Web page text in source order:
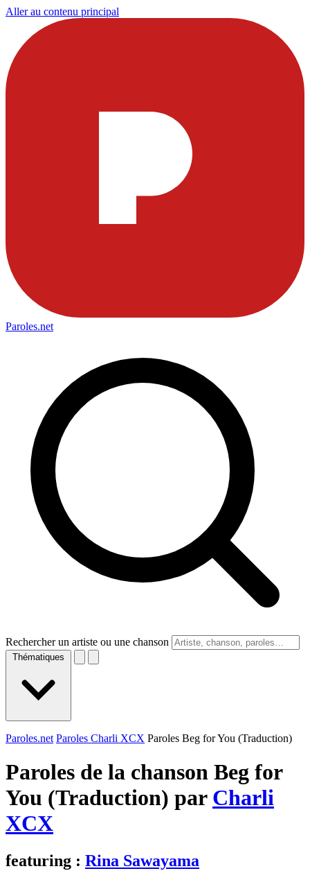
Aller au contenu principal
Paroles.net
Rechercher un artiste ou une chanson
Thématiques
Paroles.net Paroles Charli XCX Paroles Beg for You (Traduction)
Paroles de la chanson Beg for
You (Traduction) par Charli
XCX
featuring : Rina Sawayama